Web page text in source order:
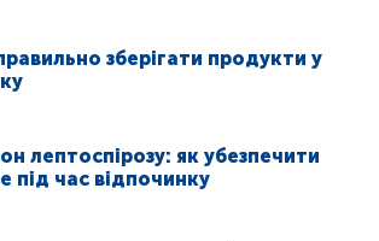
зберігати продукти у
лептоспірозу: як убезпечити
під час відпочинку